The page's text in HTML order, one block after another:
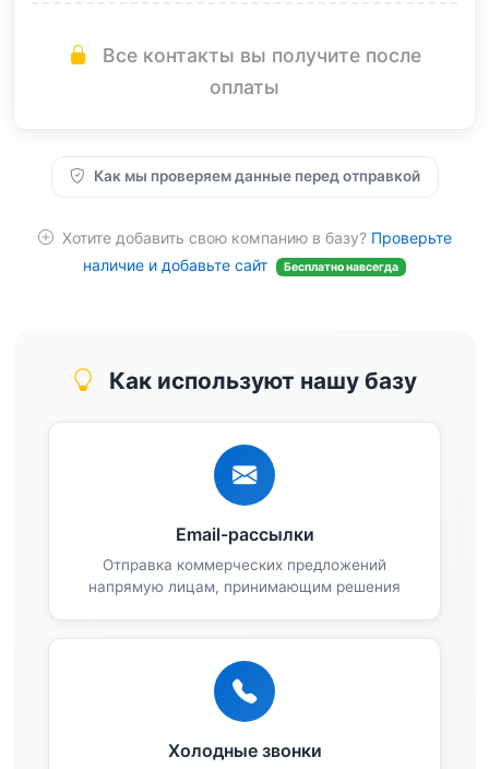
Все контакты вы получите после
оплаты
Как мы проверяем данные перед отправкой
Хотите добавить свою компанию в базу? Проверьте
наличие и добавьте сайт
Бесплатно навсегда
Как используют нашу базу
Email-рассылки
Отправка коммерческих предложений
напрямую лицам, принимающим решения
Холодные звонки